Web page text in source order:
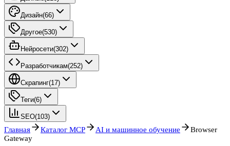
Дизайн(66)
Другое(530)
Нейросети(302)
Разработчикам(252)
Скрапинг(17)
Теги(6)
SEO(103)
Главная Каталог MCP AI и машинное обучение
Browser
Gateway